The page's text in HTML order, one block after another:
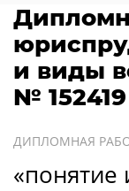
и виды
№ 152419
ДИПЛОМНАЯ